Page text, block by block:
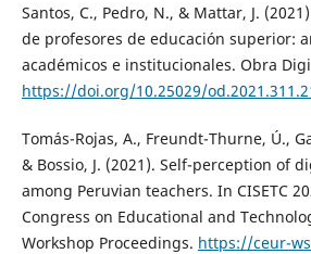
Santos, C., Pedro, N., & Mattar, J.
de profesores de educación superior:
académicos e institucionales. Obra
https://doi.org/10.25029/
Tomás-Rojas, A., Freundt-Thurne, Ú.,
& Bossio, J. (2021). Self-perception of
among Peruvian teachers. In CISETC
Congress on Educational and
Workshop Proceedings. https://ceur-